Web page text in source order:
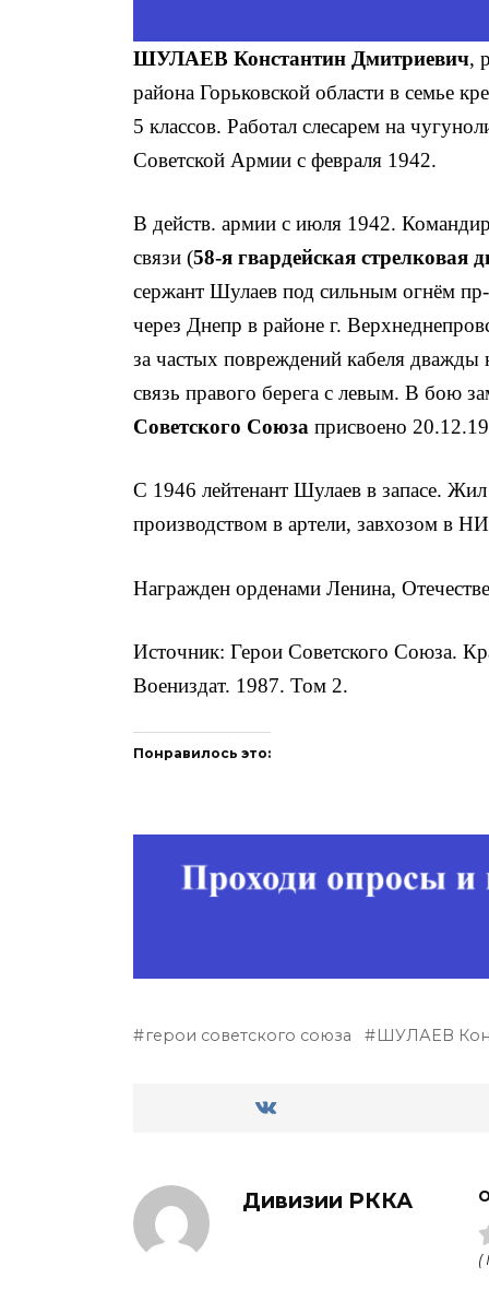
ШУЛАЕВ Константин Дмитриевич,
района Горьковской области в семье
5 классов. Работал слесарем на
Советской Армии с февраля 1942.
В действ. армии с июля 1942.
связи (58-я гвардейская стрелковая
сержант Шулаев под сильным огнём
через Днепр в районе г.
за частых повреждений кабе­ля
связь правого берега с левым. В бою
Советского Союза присвоено
С 1946 лейтенант Шулаев в запасе.
производством в артели, завхозом в
Награжден орденами Ленина,
Источник: Герои Советского Союза.
Воениздат. 1987. Том 2.
Понравилось это:
герои советского союза ШУЛАЕВ
Дивизии РККА
(